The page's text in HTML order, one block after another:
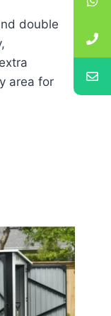
double
area for